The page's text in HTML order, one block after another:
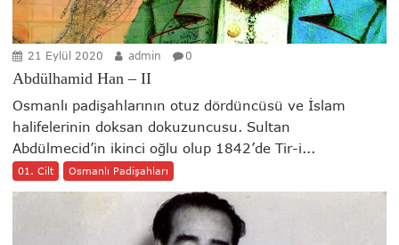
21 Eylül 2020 admin 0
Abdülhamid Han – II
Osmanlı padişahlarının otuz dördüncüsü ve İslam
halifelerinin doksan dokuzuncusu. Sultan
Abdülmecid’in ikinci oğlu olup 1842’de Tir-i...
01. Cilt Osmanlı Padişahları